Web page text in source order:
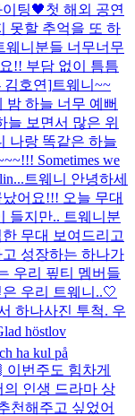
팅🖤첫 해외 공연
못할 추억을 또 하
웨니분들 너무너무
!! 부담 없이 틈틈
김호연]트웨니~~
밤 하늘 너무 예뻐
늘 보면서 많은 위
나랑 똑같은 하늘
Sometimes we
트웨니 안녕하세
어요!!! 오늘 무대
들지만.. 트웨니분
무대 보여드리고
성장하는 하나가
우리 핖티 멤버들
은 우리 트웨니..🤍
하나사진 투척. 우
höstlov
ha kul på
이번주도 힘차게
인생 드라마 상
천해주고 싶었어